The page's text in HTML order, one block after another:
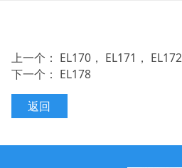
上一个： EL170， EL171， EL172，
下一个： EL178
返回